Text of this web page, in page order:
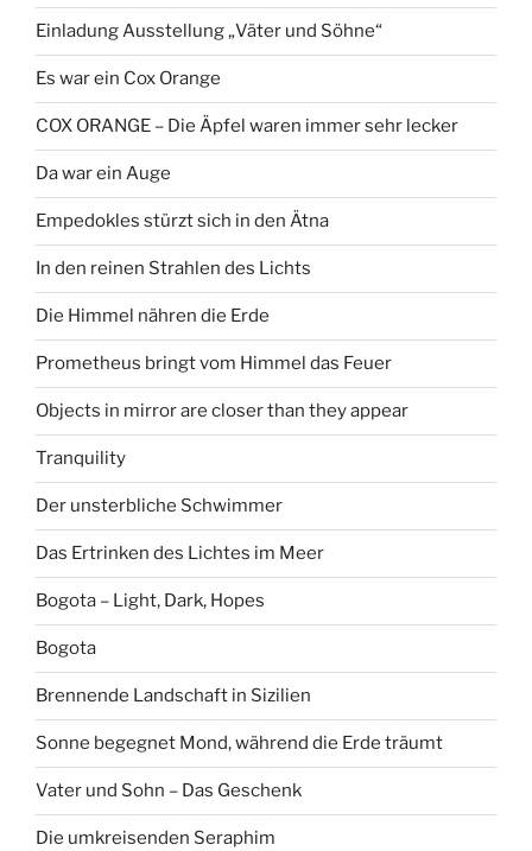
Einladung Ausstellung „Väter und Söhne“
Es war ein Cox Orange
COX ORANGE – Die Äpfel waren immer sehr lecker
Da war ein Auge
Empedokles stürzt sich in den Ätna
In den reinen Strahlen des Lichts
Die Himmel nähren die Erde
Prometheus bringt vom Himmel das Feuer
Objects in mirror are closer than they appear
Tranquility
Der unsterbliche Schwimmer
Das Ertrinken des Lichtes im Meer
Bogota – Light, Dark, Hopes
Bogota
Brennende Landschaft in Sizilien
Sonne begegnet Mond, während die Erde träumt
Vater und Sohn – Das Geschenk
Die umkreisenden Seraphim